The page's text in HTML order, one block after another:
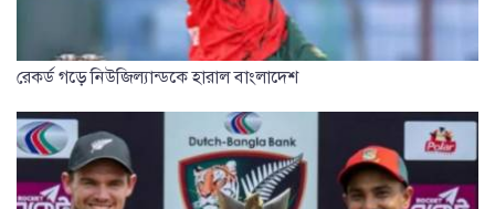
রেকর্ড গড়ে নিউজিল্যান্ডকে হারাল বাংলাদেশ